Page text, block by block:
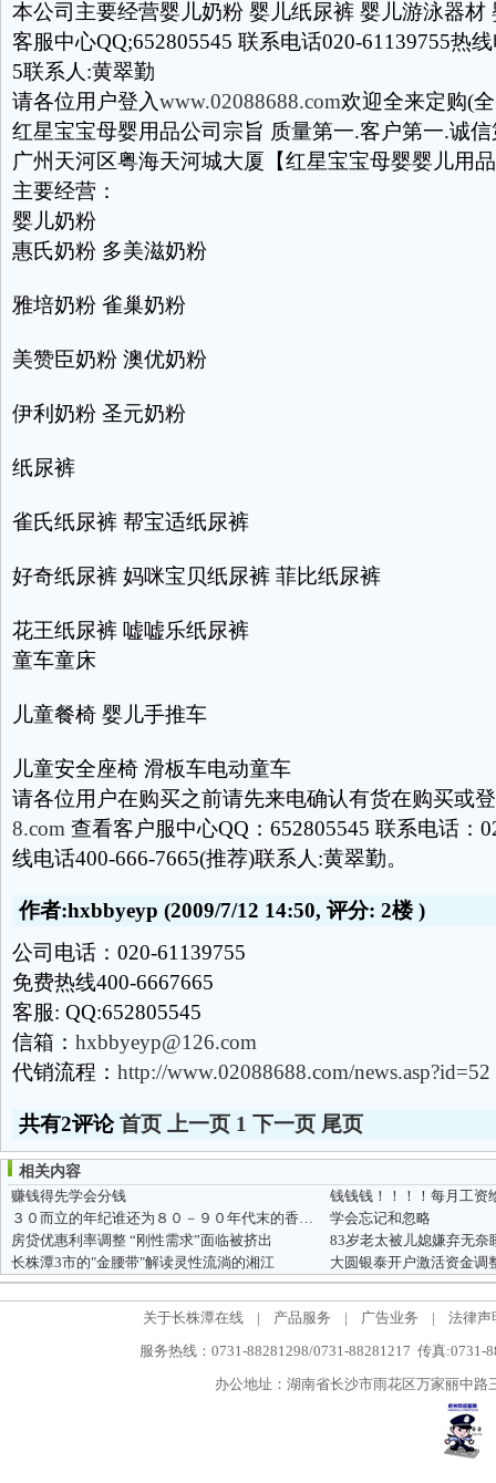
本公司主要经营婴儿奶粉 婴儿纸尿裤 婴儿游泳器材
客服中心QQ;652805545 联系电话020-61139755热
5联系人:黄翠勤
请各位用户登入www.02088688.com欢迎全来定购(
红星宝宝母婴用品公司宗旨 质量第一.客户第一.诚
广州天河区粤海天河城大厦【红星宝宝母婴婴儿用
主要经营：
婴儿奶粉
惠氏奶粉 多美滋奶粉
雅培奶粉 雀巢奶粉
美赞臣奶粉 澳优奶粉
伊利奶粉 圣元奶粉
纸尿裤
雀氏纸尿裤 帮宝适纸尿裤
好奇纸尿裤 妈咪宝贝纸尿裤 菲比纸尿裤
花王纸尿裤 嘘嘘乐纸尿裤
童车童床
儿童餐椅 婴儿手推车
儿童安全座椅 滑板车电动童车
请各位用户在购买之前请先来电确认有货在购买或
8.com 查看客户服中心QQ：652805545 联系电话：
线电话400-666-7665(推荐)联系人:黄翠勤。
作者:hxbbyeyp (2009/7/12 14:50, 评分: 2楼)
公司电话：020-61139755
免费热线400-6667665
客服: QQ:652805545
信箱： hxbbyeyp@126.com
代销流程： http://www.02088688.com/news.asp?id=52
共有2评论首页 上一页 1 下一页 尾页
相关内容
赚钱得先学会分钱
钱钱钱！！！！每月工资
３０而立的年纪谁还为８０－９０年代末的香港古装武侠剧感动？
学会忘记和忽略
房贷优惠利率调整 “刚性需求”面临被挤出
83岁老太被儿媳嫌弃无奈
长株潭3市的"金腰带"解读灵性流淌的湘江
大圆银泰开户激活资金调
关于长株潭在线 | 产品服务 | 广告业务 |
法律声
服务热线：0731-88281298/0731-88281217 传真:0731-
办公地址：湖南省长沙市雨花区万家丽中